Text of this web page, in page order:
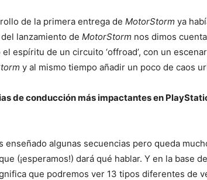
de la primera entrega de MotorStorm ya
lanzamiento de MotorStorm nos dimos
espíritu de un circuito ‘offroad’, con un
y al mismo tiempo añadir un poco de caos
de conducción más impactantes en
enseñado algunas secuencias pero queda
(¡esperamos!) dará qué hablar. Y en la base
que podremos ver 13 tipos diferentes de